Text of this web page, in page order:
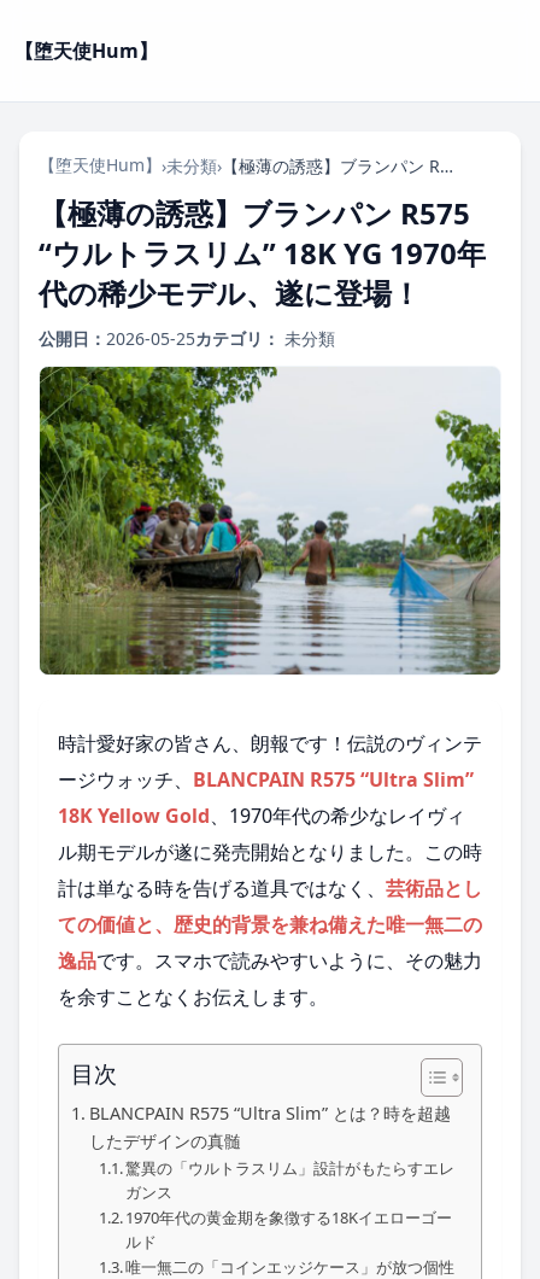
【堕天使Hum】
【堕天使Hum】 ›未分類› 【極薄の誘惑】ブランパン R575 “ウルトラスリム” 18K YG 1970年代の稀少モデル、遂に登場！
【極薄の誘惑】ブランパン R575
“ウルトラスリム” 18K YG 1970年
代の稀少モデル、遂に登場！
公開日： 2026-05-25カテゴリ： 未分類
時計愛好家の皆さん、朗報です！伝説のヴィンテ
ージウォッチ、 BLANCPAIN R575 “Ultra Slim”
18K Yellow Gold、1970年代の希少なレイヴィ
ル期モデルが遂に発売開始となりました。この時
計は単なる時を告げる道具ではなく、 芸術品とし
ての価値と、歴史的背景を兼ね備えた唯一無二の
逸品です。スマホで読みやすいように、その魅力
を余すことなくお伝えします。
目次
BLANCPAIN R575 “Ultra Slim” とは？時を超越
したデザインの真髄
驚異の「ウルトラスリム」設計がもたらすエレ
ガンス
1970年代の黄金期を象徴する18Kイエローゴー
ルド
唯一無二の「コインエッジケース」が放つ個性